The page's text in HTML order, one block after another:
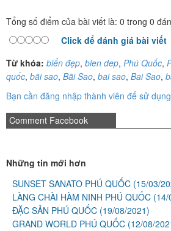
Tổng số điểm của bài viết là: 0 trong 0
Click để đánh giá bài viết
Từ khóa: biển đẹp, bien dep, Phú Quốc,
quốc, bãi sao, Bãi Sao, bai sao, Bai Sao,
Bạn cần đăng nhập thành viên để sử
Comment Facebook
Những tin mới hơn
SUNSET SANATO PHÚ QUỐC (15/03/
LÀNG CHÀI HÀM NINH PHÚ QUỐC (14/
ĐẶC SẢN PHÚ QUỐC (19/08/2021)
GRAND WORLD PHÚ QUỐC (12/08/